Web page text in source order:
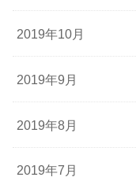
2019年10月
2019年9月
2019年8月
2019年7月